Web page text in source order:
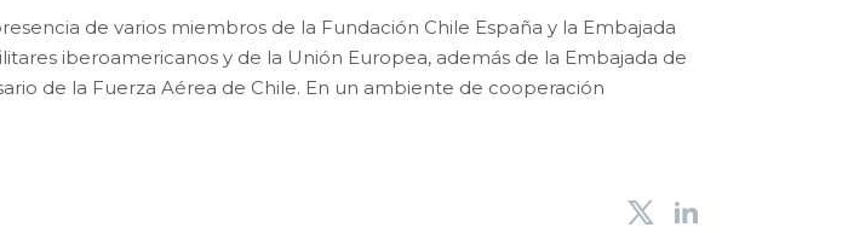
de varios miembros de la Fundación Chile España y la Embajada
iberoamericanos y de la Unión Europea, además de la Embajada de
de la Fuerza Aérea de Chile. En un ambiente de cooperación